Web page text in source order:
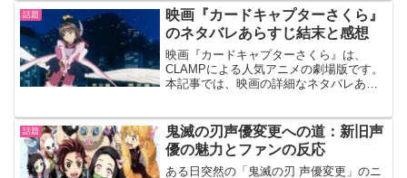
ロケットの心臓部とも言える技術です。
この小さな板が、宇...
話題
映画『カードキャプターさくら』
のネタバレあらすじ結末と感想
映画『カードキャプターさくら』は、
CLAMPによる人気アニメの劇場版です。
本記事では、映画の詳細なネタバレあら
出会いを描いたこの映画は、ファン必見
の作品です。感動的なストーリーとキャ
ラクターの魅力を再確認しましょう。本
作は、創作集団CLAMP原作の人気コミッ
話題
鬼滅の刃声優変更への道：新旧声
優の魅力とファンの反応
ある日突然の「鬼滅の刃 声優変更」のニ